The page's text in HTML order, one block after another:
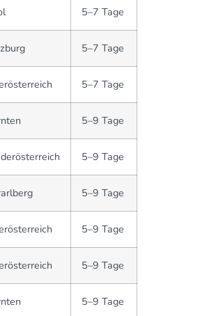
5–7 Tage
5–7 Tage
5–7 Tage
5–9 Tage
5–9 Tage
5–9 Tage
5–9 Tage
5–9 Tage
5–9 Tage